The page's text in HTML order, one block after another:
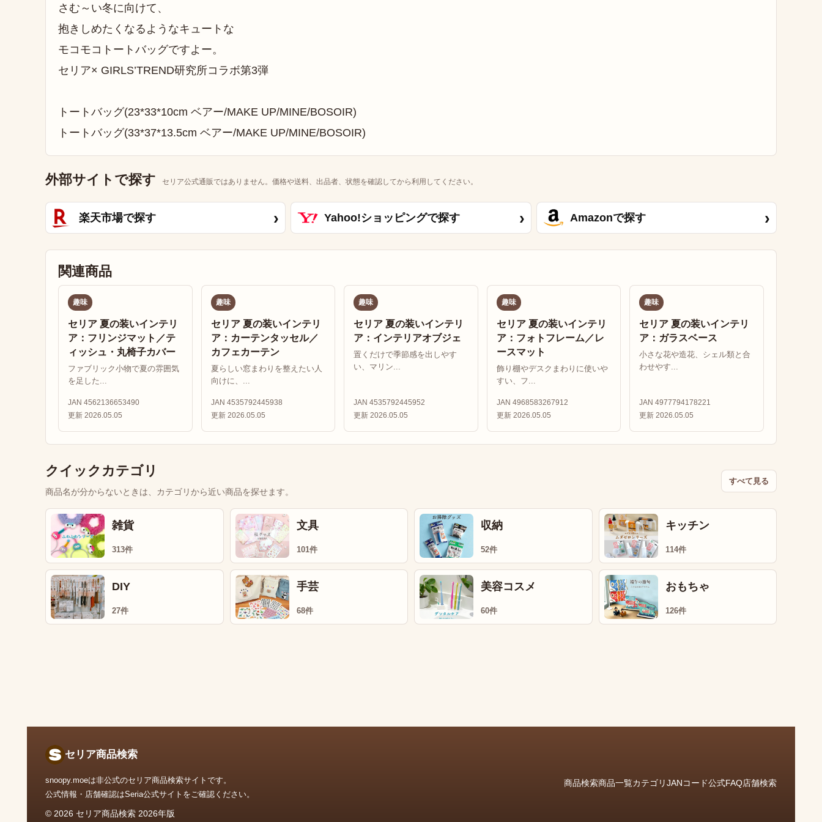
さむ～い冬に向けて、
抱きしめたくなるようなキュートな
モコモコトートバッグですよー。
セリア× GIRLS’TREND研究所コラボ第3弾
トートバッグ(23*33*10cm ベアー/MAKE UP/MINE/BOSOIR)
トートバッグ(33*37*13.5cm ベアー/MAKE UP/MINE/BOSOIR)
外部サイトで探す セリア公式通販ではありません。価格や送料、出品者、状態を確認してから利用してください。
楽天市場で探す › Yahoo!ショッピングで探す › Amazonで探す ›
関連商品
趣味
セリア 夏の装いインテリ
ア：フリンジマット／テ
ィッシュ・丸椅子カバー
ファブリック小物で夏の雰囲気
を足した...
JAN 4562136653490
更新 2026.05.05
趣味
セリア 夏の装いインテリ
ア：カーテンタッセル／
カフェカーテン
夏らしい窓まわりを整えたい人
向けに、...
JAN 4535792445938
更新 2026.05.05
趣味
セリア 夏の装いインテリ
ア：インテリアオブジェ
置くだけで季節感を出しやす
い、マリン...
JAN 4535792445952
更新 2026.05.05
趣味
セリア 夏の装いインテリ
ア：フォトフレーム／レ
ースマット
飾り棚やデスクまわりに使いや
すい、フ...
JAN 4968583267912
更新 2026.05.05
趣味
セリア 夏の装いインテリ
ア：ガラスベース
小さな花や造花、シェル類と合
わせやす...
JAN 4977794178221
更新 2026.05.05
クイックカテゴリ
商品名が分からないときは、カテゴリから近い商品を探せます。
すべて見る
雑貨
313件
文具
101件
収納
52件
キッチン
114件
DIY
27件
手芸
68件
美容コスメ
60件
おもちゃ
126件
セリア商品検索
snoopy.moeは非公式のセリア商品検索サイトです。
公式情報・店舗確認はSeria公式サイトをご確認ください。
© 2026 セリア商品検索 2026年版
商品検索商品一覧カテゴリJANコード公式FAQ店舗検索